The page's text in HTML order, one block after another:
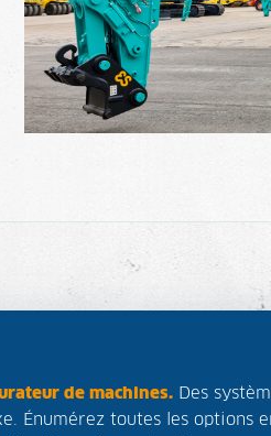
de machines. Des
Énumérez toutes les options